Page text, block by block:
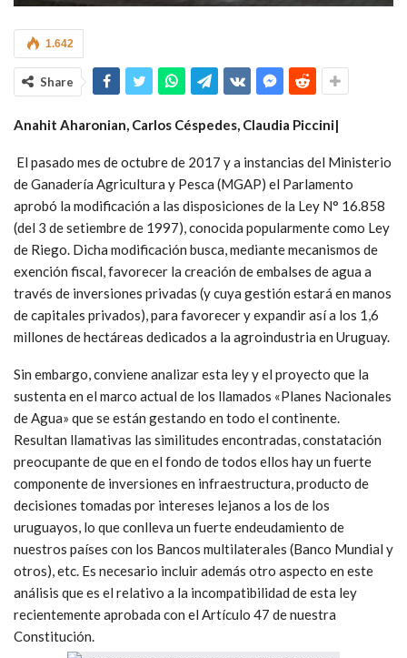
1.642
Share
Anahit Aharonian, Carlos Céspedes, Claudia Piccini|
El pasado mes de octubre de 2017 y a instancias del Ministerio
de Ganadería Agricultura y Pesca (MGAP) el Parlamento
aprobó la modificación a las disposiciones de la Ley N° 16.858
(del 3 de setiembre de 1997), conocida popularmente como Ley
de Riego. Dicha modificación busca, mediante mecanismos de
exención fiscal, favorecer la creación de embalses de agua a
través de inversiones privadas (y cuya gestión estará en manos
de capitales privados), para favorecer y expandir así a los 1,6
millones de hectáreas dedicados a la agroindustria en Uruguay.
Sin embargo, conviene analizar esta ley y el proyecto que la
sustenta en el marco actual de los llamados «Planes Nacionales
de Agua» que se están gestando en todo el continente.
Resultan llamativas las similitudes encontradas, constatación
preocupante de que en el fondo de todos ellos hay un fuerte
componente de inversiones en infraestructura, producto de
decisiones tomadas por intereses lejanos a los de los
uruguayos, lo que conlleva un fuerte endeudamiento de
nuestros países con los Bancos multilaterales (Banco Mundial y
otros), etc. Es necesario incluir además otro aspecto en este
análisis que es el relativo a la incompatibilidad de esta ley
recientemente aprobada con el Artículo 47 de nuestra
Constitución.